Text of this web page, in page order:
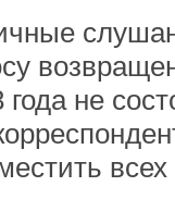
не